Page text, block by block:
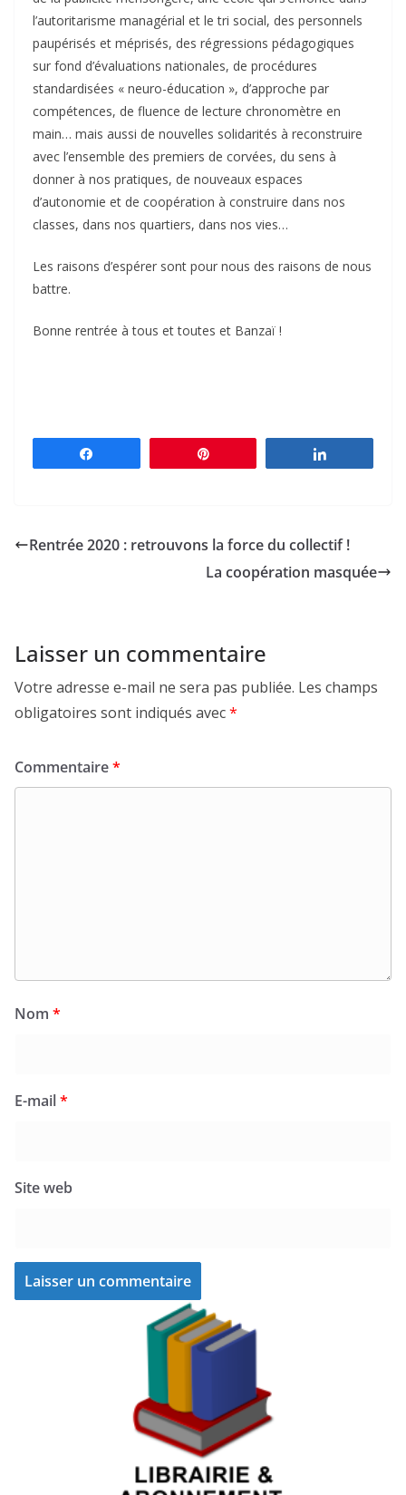
l’autoritarisme managérial et le tri social, des personnels
paupérisés et méprisés, des régressions pédagogiques
sur fond d’évaluations nationales, de procédures
standardisées « neuro-éducation », d’approche par
compétences, de fluence de lecture chronomètre en
main… mais aussi de nouvelles solidarités à reconstruire
avec l’ensemble des premiers de corvées, du sens à
donner à nos pratiques, de nouveaux espaces
d’autonomie et de coopération à construire dans nos
classes, dans nos quartiers, dans nos vies…
Les raisons d’espérer sont pour nous des raisons de nous
battre.
Bonne rentrée à tous et toutes et Banzaï !
Rentrée 2020 : retrouvons la force du collectif !
La coopération masquée
Laisser un commentaire
Votre adresse e-mail ne sera pas publiée. Les champs
obligatoires sont indiqués avec*
Commentaire*
Nom *
E-mail*
Site web